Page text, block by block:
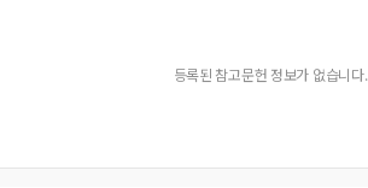
등록된 참고문헌 정보가 없습니다.